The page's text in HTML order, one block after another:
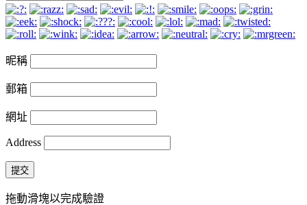
昵稱
郵箱
網址
Address
提交
拖動滑塊以完成驗證